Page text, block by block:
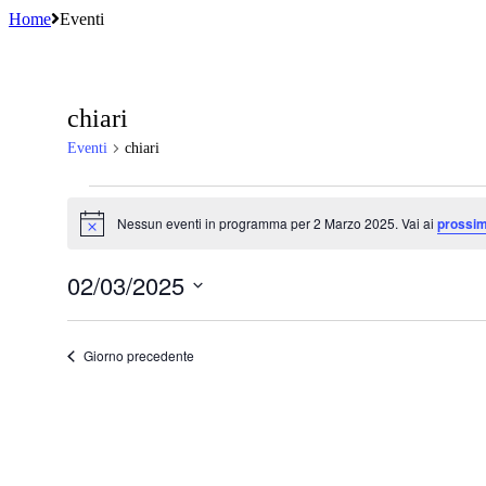
Home Eventi
chiari
Eventi chiari
for
Marzo
2025
Notice Nessun eventi in programma per 2 Marzo 2025. Vai ai
02/03/2025
data.Giorno precedente